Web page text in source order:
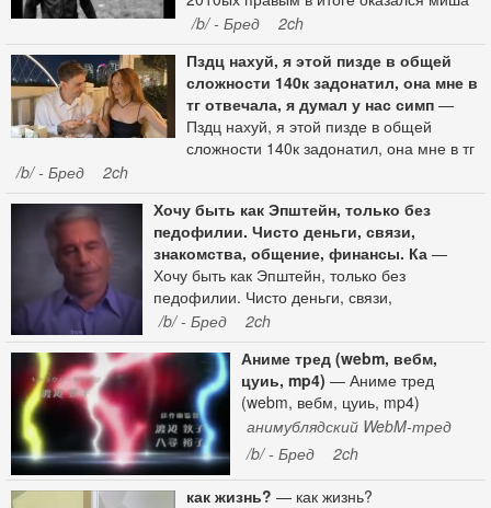
не будут жить богато напоказ, они
обитают в обычных серийных домах, с
виду добропорядочные люди, могут
охотно помогать по мелочам ( для
добычи личной информации о вас и
вашей семье ). Их задачи это контроль
информации, вмешательство в личную
разложение. Всё будет выглядеть так,
как будто это вы сами облажались по-
жизни. У них есть очень сильное
умение, - отводить взгляд. Ключевой
фрагмент информации попросту уйдёт
из памяти, вся цепочка причинно-
следственных связей будет нарушена, в
лучшем случае картина сложится лет
через -надцать, когда скажем уже их
невозможно привлечь к уголовной
ответственности даже если доказать.
Доказательств собственно и не будет,
только косвенные фрагменты.
https://2ch.su/zog/res/997411.html
маваши сделав упор на спорт, потом
создав политическую организацию,
25/17 сделав ставку на шоу бизнес
пошли сосать гарику сукачеву, грот с
упором на мораль ушли в эзотерику.
Кто что думает.
/b/ - Бред
2ch
Пздц нахуй, я этой пизде в общей
сложности 140к задонатил, она мне в
тг отвечала, я думал у нас симп —
Пздц нахуй, я этой пизде в общей
сложности 140к задонатил, она мне в тг
то, разговоры по душам, я хуею блять,
какой же я долбаёб
/b/ - Бред
2ch
Хочу быть как Эпштейн, только без
педофилии. Чисто деньги, связи,
знакомства, общение, финансы. Ка —
Хочу быть как Эпштейн, только без
педофилии. Чисто деньги, связи,
знакомства, общение, финансы. Какие
подводные?
/b/ - Бред
2ch
Аниме тред (webm, вебм,
цуиь, mp4) — Аниме тред
(webm, вебм, цуиь, mp4)
анимублядский WebM-тред
/b/ - Бред
2ch
как жизнь? — как жизнь?